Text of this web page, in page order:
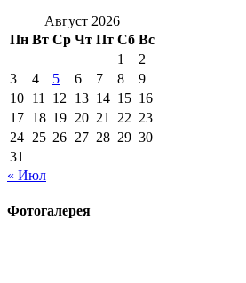
Август 2026
Пн Вт Ср Чт Пт Сб Вс
1
2
3
4 5 6 7 8
9
10 11 12 13 14 15 16
17 18 19 20 21 22 23
24 25 26 27 28 29 30
31
« Июл
Фотогалерея